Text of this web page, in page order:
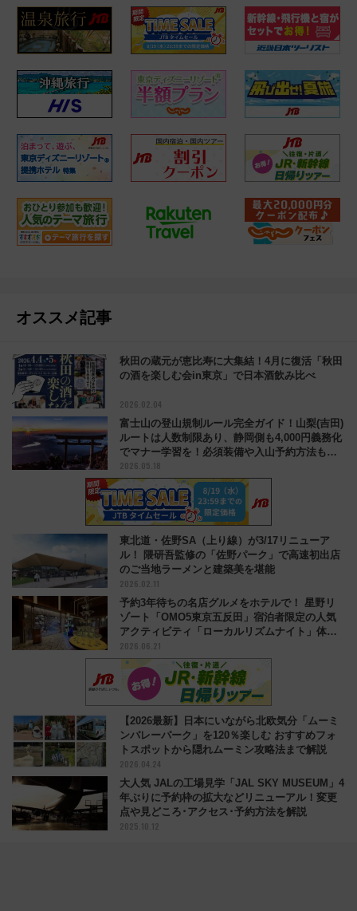
オススメ記事
秋田の蔵元が恵比寿に大集結！4月に復活「秋田
の酒を楽しむ会in東京」で日本酒飲み比べ
2026.02.04
富士山の登山規制ルール完全ガイド！山梨(吉田)
ルートは人数制限あり、静岡側も4,000円義務化
でマナー学習を！必須装備や入山予約方法も解
説
2026.05.18
東北道・佐野SA（上り線）が3/17リニューア
ル！ 隈研吾監修の「佐野パーク」で高速初出店
のご当地ラーメンと建築美を堪能
2026.02.11
予約3年待ちの名店グルメをホテルで！ 星野リ
ゾート「OMO5東京五反田」宿泊者限定の人気
アクティビティ「ローカルリズムナイト」体験
レポ
2026.06.21
【2026最新】日本にいながら北欧気分「ムーミ
ンバレーパーク」を120％楽しむ おすすめフォ
トスポットから隠れムーミン攻略法まで解説
2026.04.24
大人気 JALの工場見学「JAL SKY MUSEUM」4
年ぶりに予約枠の拡大などリニューアル！変更
点や見どころ･アクセス･予約方法を解説
2025.10.12